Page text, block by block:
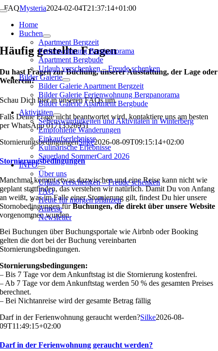
Zum
springen
Toggle
NavigationHome
Buchen
Apartment Bergzeit
Ferienwohnung Bergpanorama
Apartment Bergbude
Urlaub verschenken – Freude schenken
Bilder Galerie
Bilder Galerie Apartment Bergzeit
Bilder Galerie Ferienwohnung Bergpanorama
Bilder Galerie Apartment Bergbude
Aktivitäten
Sehenswürdigkeiten und Aktivitäten in Winterberg
Empfohlene Wanderungen
Einkaufserlebnisse
Kulinarische Erlebnisse
Sauerland SommerCard 2026
INFO
Über uns
Urlaub verschenken – Freude schenken
FAQ
Heute für morgen pflanzen
Anreise
Newsletter
FAQMysteria2024-02-04T21:37:14+01:00
Häufig gestellte Fragen
Du hast Fragen zur Buchung, unserer Ausstattung, der Lage oder
Weiterem?
Schau Dich hier in unseren FAQs um.
Falls Deine Frage nicht beantwortet wird, kontaktiere uns am besten
per WhatsApp 01713526951
StornierungsbedingungenSilke2026-08-09T09:15:14+02:00
Stornierungsbedingungen
Manchmal kommt etwas dazwischen und eine Reise kann nicht wie
geplant stattfinden, das verstehen wir natürlich. Damit Du von Anfang
an weißt, was im Falle einer Stornierung gilt, findest Du hier unsere
Stornobedingungen fürBuchungen, die direkt über unsere Website
vorgenommen wurden.
Bei Buchungen über Buchungsportale wie Airbnb oder Booking
gelten die dort bei der Buchung vereinbarten
Stornierungsbedingungen.
Stornierungsbedingungen:
– Bis 7 Tage vor dem Ankunftstag ist die Stornierung kostenfrei.
– Ab 7 Tage vor dem Ankunftstag werden 50 % des gesamten Preises
berechnet.
– Bei Nichtanreise wird der gesamte Betrag fällig
Darf in der Ferienwohnung geraucht werden?Silke2026-08-
09T11:49:15+02:00
Darf in der Ferienwohnung geraucht werden?